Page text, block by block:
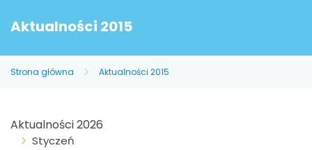
Aktualności 2015
Strona główna Aktualności 2015
Aktualności 2026
Styczeń